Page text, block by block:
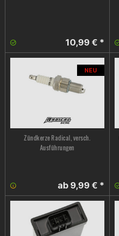
10,99 € *
NEU
Zündkerze Radical, versch.
Ausführungen
ab 9,99 € *